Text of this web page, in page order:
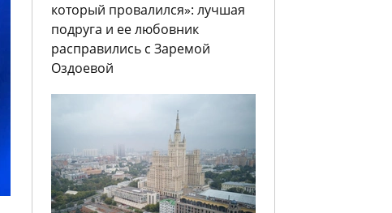
который провалился»: лучшая
подруга и ее любовник
расправились с Заремой
Оздоевой